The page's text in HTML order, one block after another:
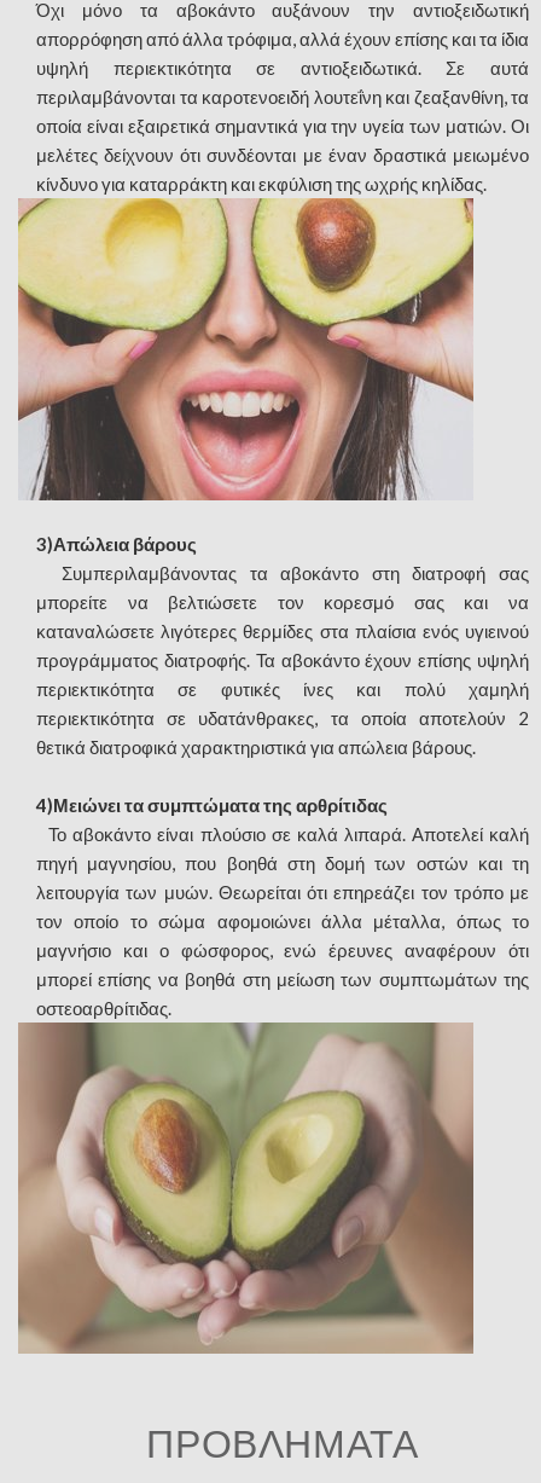
Όχι μόνο τα αβοκάντο αυξάνουν την αντιοξειδωτική
απορρόφηση από άλλα τρόφιμα, αλλά έχουν επίσης και τα ίδια
υψηλή περιεκτικότητα σε αντιοξειδωτικά. Σε αυτά
περιλαμβάνονται τα καροτενοειδή λουτεΐνη και ζεαξανθίνη, τα
οποία είναι εξαιρετικά σημαντικά για την υγεία των ματιών. Οι
μελέτες δείχνουν ότι συνδέονται με έναν δραστικά μειωμένο
κίνδυνο για καταρράκτη και εκφύλιση της ωχρής κηλίδας.
3)Απώλεια βάρους
Συμπεριλαμβάνοντας τα αβοκάντο στη διατροφή σας
μπορείτε να βελτιώσετε τον κορεσμό σας και να
καταναλώσετε λιγότερες θερμίδες στα πλαίσια ενός υγιεινού
προγράμματος διατροφής. Τα αβοκάντο έχουν επίσης υψηλή
περιεκτικότητα σε φυτικές ίνες και πολύ χαμηλή
περιεκτικότητα σε υδατάνθρακες, τα οποία αποτελούν 2
θετικά διατροφικά χαρακτηριστικά για απώλεια βάρους.
4)Μειώνει τα συμπτώματα της αρθρίτιδας
Το αβοκάντο είναι πλούσιο σε καλά λιπαρά. Αποτελεί καλή
πηγή μαγνησίου, που βοηθά στη δομή των οστών και τη
λειτουργία των μυών. Θεωρείται ότι επηρεάζει τον τρόπο με
τον οποίο το σώμα αφομοιώνει άλλα μέταλλα, όπως το
μαγνήσιο και ο φώσφορος, ενώ έρευνες αναφέρουν ότι
μπορεί επίσης να βοηθά στη μείωση των συμπτωμάτων της
οστεοαρθρίτιδας.
ΠΡΟΒΛΗΜΑΤΑ